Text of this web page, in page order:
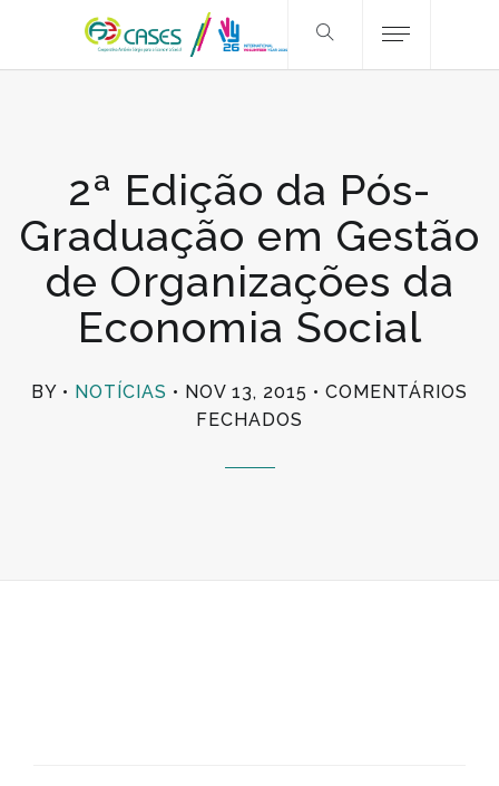
2ª Edição da Pós-
Graduação em Gestão
de Organizações da
Economia Social
BY NOTÍCIAS NOV 13, 2015
COMENTÁRIOS
FECHADOS